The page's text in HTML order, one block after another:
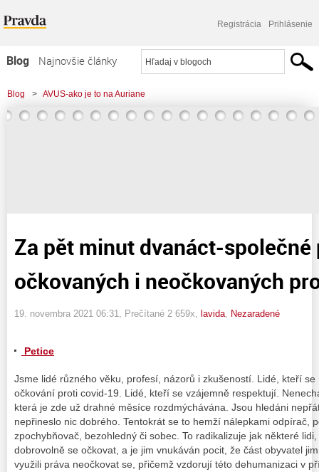
Registrácia Prihlásenie
Blog
Najnovšie články
Najčítanejšie články
Najkomentovanejšie články
Blog > AVUS-ako je to na Auriane
> Za pět minut dvanáct-společné prohlášení lidí očkovaných i neočkovaných
Za pět minut dvanáct-
očkovaných i neočkovaných
19. novembra 2021 06:31 , Prečítané 2 659x, lavida Nezaradené
Petice
Jsme lidé různého věku, profesí, názorů i zkušeností. Lidé, kteří
očkování proti covid-19. Lidé, kteří se vzájemně respektují.
která je zde už drahné měsíce rozdmýchávána. Jsou hledáni
nepřineslo nic dobrého. Tentokrát se to hemží nálepkami odpírač,
zpochybňovač, bezohledný či sobec. To radikalizuje jak některé
dobrovolně se očkovat, a je jim vnukáván pocit, že část obyvatel
využili práva neočkovat se, přičemž vzdorují této dehumanizaci v